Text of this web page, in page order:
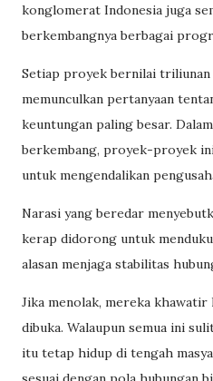
konglomerat Indonesia juga
berkembangnya berbagai
Setiap proyek bernilai
memunculkan pertanyaan
keuntungan paling besar.
berkembang, proyek-proyek
untuk mengendalikan
Narasi yang beredar
kerap didorong untuk
alasan menjaga stabilitas
Jika menolak, mereka khawatir
dibuka. Walaupun semua ini
itu tetap hidup di tengah